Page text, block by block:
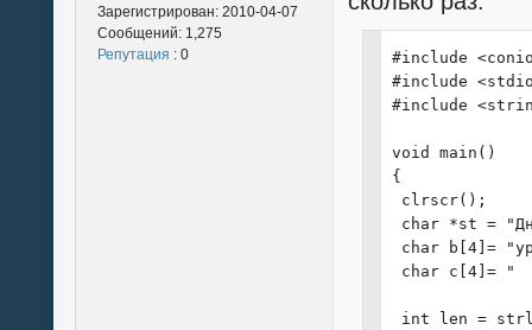
Зарегистрирован: 2010-04-07
Сообщений: 1,275
Репутация : 0
#include
#include
#include
void main()
{
clrscr();
char *st =
char b[4]=
char c[4]= "
int len =